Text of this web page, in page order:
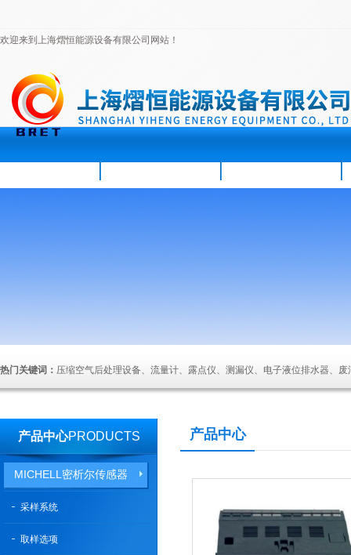
欢迎来到上海熠恒能源设备有限公司网站！
热门关键词： 压缩空气后处理设备、流量计、露点仪、测漏仪、电子液位排水器、
产品中心PRODUCTS
MICHELL密析尔传感器
采样系统
取样选项
产品中心